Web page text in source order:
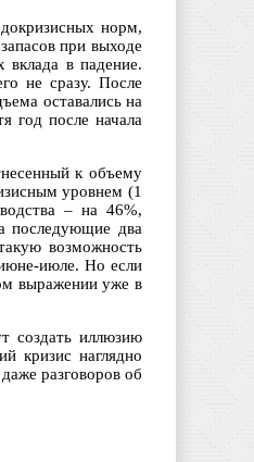
норм,
при выходе
вклада в падение.
не сразу. После
оставались на
год после начала
к объему
уровнем (1
– на 46%,
последующие два
возможность
июле. Но если
выражении уже в
создать иллюзию
кризис наглядно
разговоров об